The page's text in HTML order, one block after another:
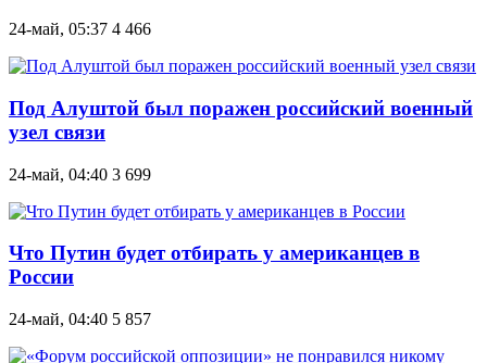
24-май, 05:37 4 466
Под Алуштой был поражен российский военный
узел связи
24-май, 04:40 3 699
Что Путин будет отбирать у американцев в
России
24-май, 04:40 5 857